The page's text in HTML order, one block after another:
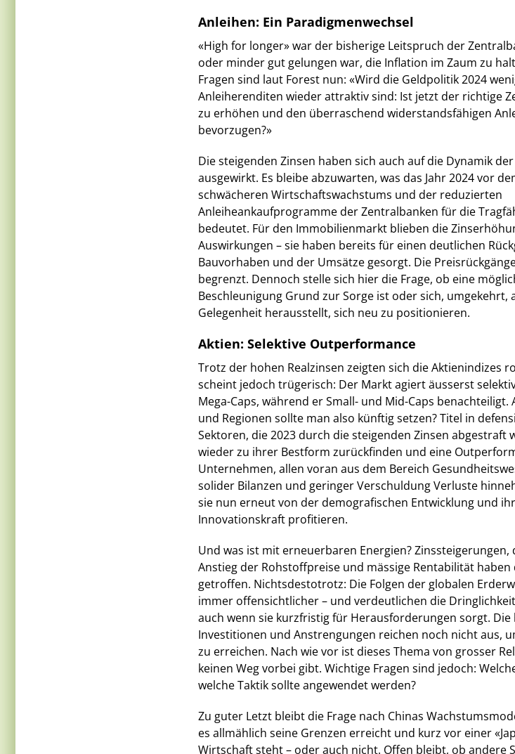
Anleihen: Ein Paradigmenwechsel
«High for longer» war der bisherige Leitspruch der
oder minder gut gelungen war, die Inflation im Zaum zu
Fragen sind laut Forest nun: «Wird die Geldpolitik 2024
Anleiherenditen wieder attraktiv sind: Ist jetzt der richtige
zu erhöhen und den überraschend widerstandsfähigen
bevorzugen?»
Die steigenden Zinsen haben sich auch auf die Dynamik
ausgewirkt. Es bleibe abzuwarten, was das Jahr 2024 vor
schwächeren Wirtschaftswachstums und der reduzierten
Anleiheankaufprogramme der Zentralbanken für die
bedeutet. Für den Immobilienmarkt blieben die
Auswirkungen – sie haben bereits für einen deutlichen
Bauvorhaben und der Umsätze gesorgt. Die
begrenzt. Dennoch stelle sich hier die Frage, ob eine
Beschleunigung Grund zur Sorge ist oder sich, umgekehrt,
Gelegenheit herausstellt, sich neu zu positionieren.
Aktien: Selektive Outperformance
Trotz der hohen Realzinsen zeigten sich die Aktienindizes
scheint jedoch trügerisch: Der Markt agiert äusserst
Mega-Caps, während er Small- und Mid-Caps benachteiligt.
und Regionen sollte man also künftig setzen? Titel in
Sektoren, die 2023 durch die steigenden Zinsen abgestraft
wieder zu ihrer Bestform zurückfinden und eine
Unternehmen, allen voran aus dem Bereich
solider Bilanzen und geringer Verschuldung Verluste
sie nun erneut von der demografischen Entwicklung und
Innovationskraft profitieren.
Und was ist mit erneuerbaren Energien?
Anstieg der Rohstoffpreise und mässige Rentabilität haben
getroffen. Nichtsdestotrotz: Die Folgen der globalen
immer offensichtlicher – und verdeutlichen die
auch wenn sie kurzfristig für Herausforderungen sorgt. Die
Investitionen und Anstrengungen reichen noch nicht aus,
zu erreichen. Nach wie vor ist dieses Thema von grosser
keinen Weg vorbei gibt. Wichtige Fragen sind jedoch:
welche Taktik sollte angewendet werden?
Zu guter Letzt bleibt die Frage nach Chinas
es allmählich seine Grenzen erreicht und kurz vor einer
Wirtschaft steht – oder auch nicht. Offen bleibt, ob andere